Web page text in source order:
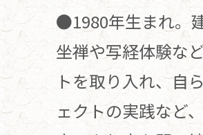
●1980年生まれ。
坐禅や写経体験な
トを取り入れ、自
ェクトの実践など